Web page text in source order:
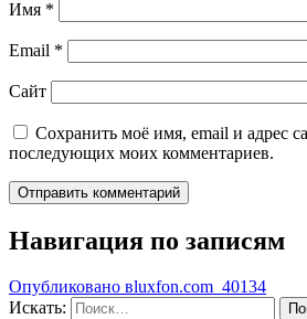
Имя *
Email *
Сайт
Сохранить моё имя, email и адрес
последующих моих комментариев.
Навигация по записям
Опубликовано вluxfon.com_40134
Искать: